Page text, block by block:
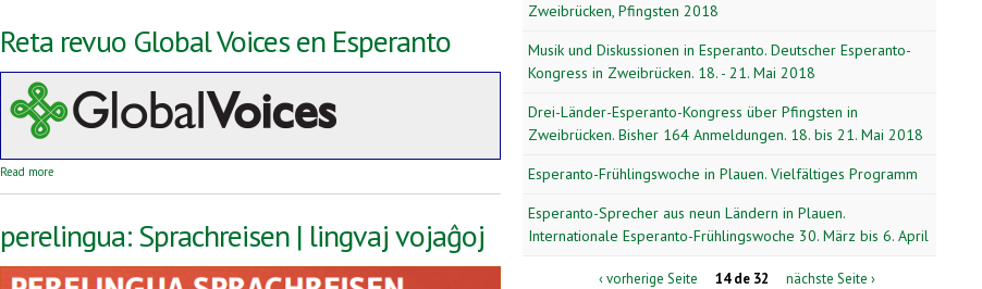
Reta revuo Global Voices en Esperanto
Read more
perelingua: Sprachreisen | lingvaj vojaĝoj
Zweibrücken, Pfingsten 2018
Musik und Diskussionen in Esperanto. Deutscher Esperanto-
Kongress in Zweibrücken. 18. - 21. Mai 2018
Drei-Länder-Esperanto-Kongress über Pfingsten in
Zweibrücken. Bisher 164 Anmeldungen. 18. bis 21. Mai 2018
Esperanto-Frühlingswoche in Plauen. Vielfältiges Programm
Esperanto-Sprecher aus neun Ländern in Plauen.
Internationale Esperanto-Frühlingswoche 30. März bis 6. April
‹ vorherige Seite 14 de 32 nächste Seite ›